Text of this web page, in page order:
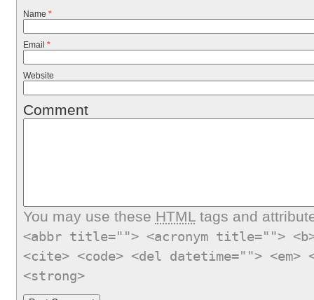
Name *
Email *
Website
Comment
You may use these HTMLtags and
<abbr title=""> <acronym title="">
<cite> <code> <del datetime="">
<strong>